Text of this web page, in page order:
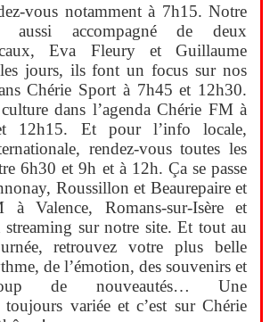
vous notamment à 7h15. Notre
aussi accompagné de deux
Eva Fleury et Guillaume
jours, ils font un focus sur nos
Chérie Sport à 7h45 et 12h30.
dans l’agenda Chérie FM à
12h15. Et pour l’info locale,
rendez-vous toutes les
6h30 et 9h et à 12h. Ça se passe
Roussillon et Beaurepaire et
Valence, Romans-sur-Isère et
sur notre site. Et tout au
retrouvez votre plus belle
de l’émotion, des souvenirs et
de nouveautés… Une
variée et c’est sur Chérie